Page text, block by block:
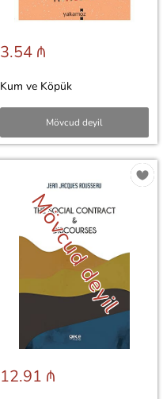
3.54 ₼
Kum ve Köpük
Mövcud deyil
Mövcud deyil
12.91 ₼